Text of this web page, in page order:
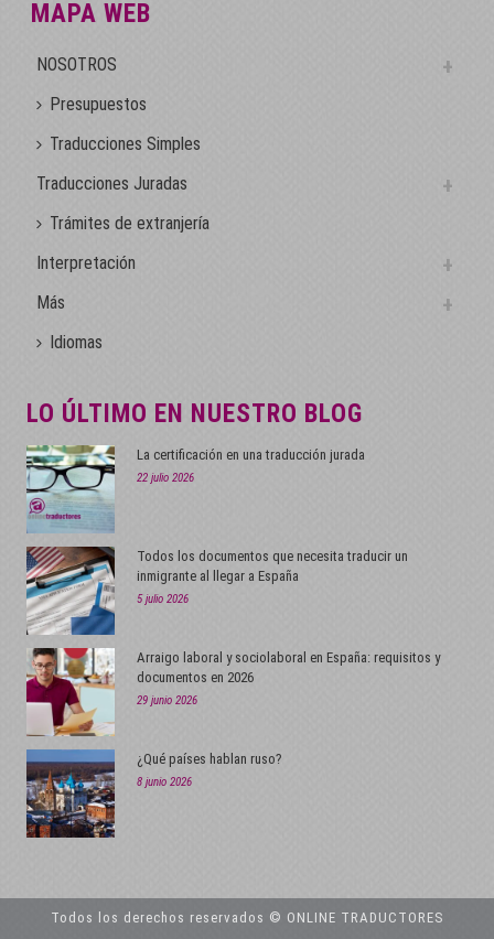
MAPA WEB
NOSOTROS
Presupuestos
Traducciones Simples
Traducciones Juradas
Trámites de extranjería
Interpretación
Más
Idiomas
LO ÚLTIMO EN NUESTRO BLOG
La certificación en una traducción jurada
22 julio 2026
Todos los documentos que necesita traducir un
inmigrante al llegar a España
5 julio 2026
Arraigo laboral y sociolaboral en España: requisitos y
documentos en 2026
29 junio 2026
¿Qué países hablan ruso?
8 junio 2026
Todos los derechos reservados © ONLINE TRADUCTORES